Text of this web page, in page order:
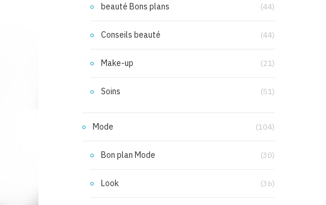
beauté Bons plans (44)
Conseils beauté (44)
Make-up (21)
Soins (51)
Mode (104)
Bon plan Mode (30)
Look (36)